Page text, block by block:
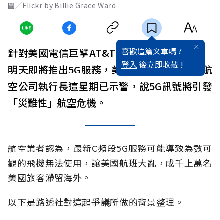
圖／Flickr by Billie Grace Ward
喜歡這篇文章嗎 ?
登入 後立即收藏 !
針對美國電信巨擘AT&T和威瑞森（Verizon）
明天即將推出5G服務，美國各大客運、貨運航
空公司執行長這星期已示警，說5G訊號將引發
「災難性」航空危機。
航空業者認為，最新C頻段5G服務可能導致為數可
觀的飛機無法使用，讓美國航班大亂，成千上萬名
美國旅客滯留海外。
以下是路透社對這起爭議所做的背景整理。